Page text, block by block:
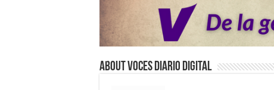
About VOCES Diario digital